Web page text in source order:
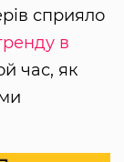
сприяло
в
час, як